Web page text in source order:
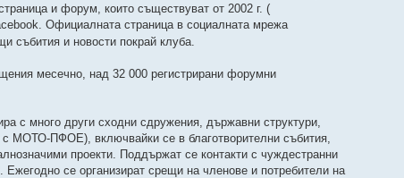
и форум, които съществуват от 2002 г. (
Официалната страница в социалната мрежа
събития и новости покрай клуба.
месечно, над 32 000 регистрирани форумни
с много други сходни сдружения, държавни структури,
с МОТО-ПФОЕ), включвайки се в благотворителни събития,
проекти. Поддържат се контакти с чуждестранни
се организират срещи на членове и потребители на